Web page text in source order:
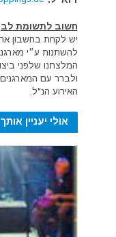
חשוב לתשומת
יש לקחת בחשבון
להשתנות ע״י
המלצתנו שלפני
ולברר עם
האירוע הנ"ל.
אולי יעניין